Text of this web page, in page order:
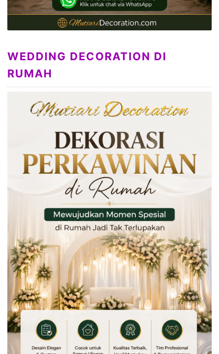
WEDDING DECORATION DI
RUMAH